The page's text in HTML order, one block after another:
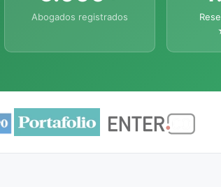
Abogados registrados